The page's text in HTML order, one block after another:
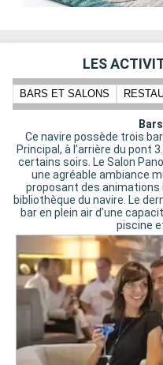
LES
BARS ET SALONS
Ce navire possède trois
Principal, à l’arrière du pont
certains soirs. Le Salon
une agréable ambiance
proposant des animations
bibliothèque du navire. Le
bar en plein air d’une
piscine